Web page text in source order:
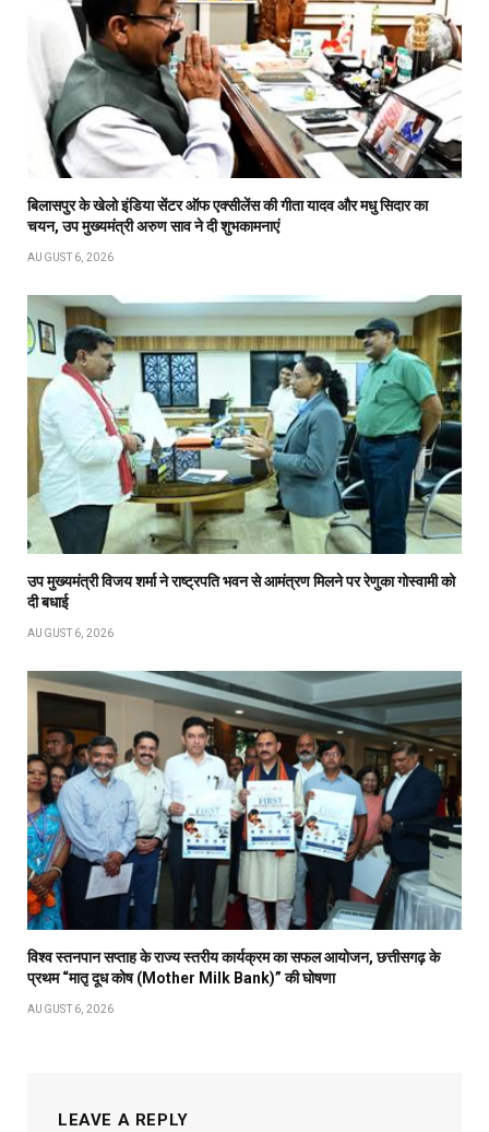
बिलासपुर के खेलो इंडिया सेंटर ऑफ एक्सीलेंस की गीता यादव और मधु सिदार का
चयन, उप मुख्यमंत्री अरुण साव ने दी शुभकामनाएं
AUGUST 6, 2026
उप मुख्यमंत्री विजय शर्मा ने राष्ट्रपति भवन से आमंत्रण मिलने पर रेणुका गोस्वामी को
दी बधाई
AUGUST 6, 2026
विश्व स्तनपान सप्ताह के राज्य स्तरीय कार्यक्रम का सफल आयोजन, छत्तीसगढ़ के
प्रथम “मातृ दूध कोष (Mother Milk Bank)” की घोषणा
AUGUST 6, 2026
LEAVE A REPLY